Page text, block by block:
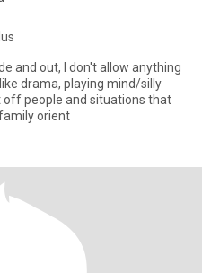
and out, I don't allow anything
drama, playing mind/silly
off people and situations that
that in my space. I'm family orient